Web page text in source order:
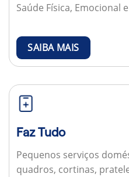
Saúde Física, Emocional
SAIBA MAIS
Faz Tudo
Pequenos serviços
quadros, cortinas,